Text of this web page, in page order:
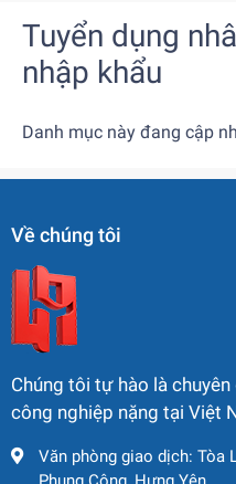
Tuyển dụng
nhập khẩu
Danh mục này đang cập
Về chúng tôi
Chúng tôi tự hào là
công nghiệp nặng tại Việt
Văn phòng giao dịch: Tòa